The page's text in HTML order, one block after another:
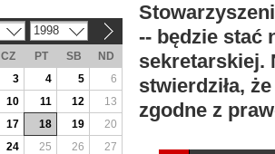
-- będzie stać
sekretarskiej.
stwierdziła,
zgodne z
1998
CZ PT SB
ND
3 4 5
6
10 11 12
13
17 18 19
20
24 25 26
27